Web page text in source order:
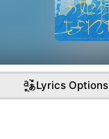
Lyrics Options